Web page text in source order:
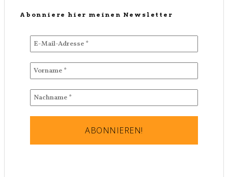
Abonniere hier meinen Newsletter